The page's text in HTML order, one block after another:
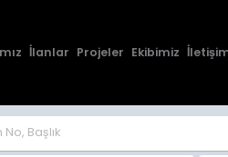
İlanlar Projeler Ekibimiz